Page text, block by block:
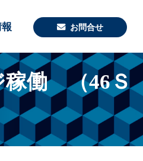
お問合せ
稼働 （46Ｓ